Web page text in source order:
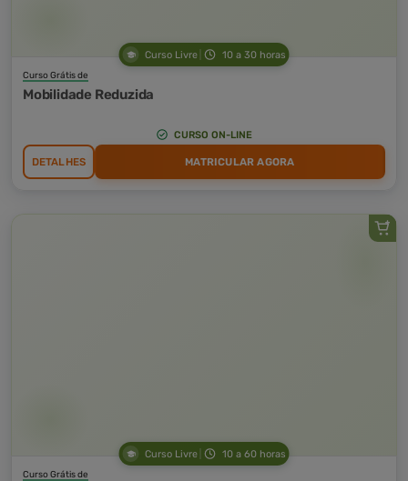
Curso Livre 10 a 30 horas
Curso Grátis de
Mobilidade Reduzida
CURSO ON-LINE
DETALHES MATRICULAR AGORA
Curso Livre 10 a 60 horas
Curso Grátis de